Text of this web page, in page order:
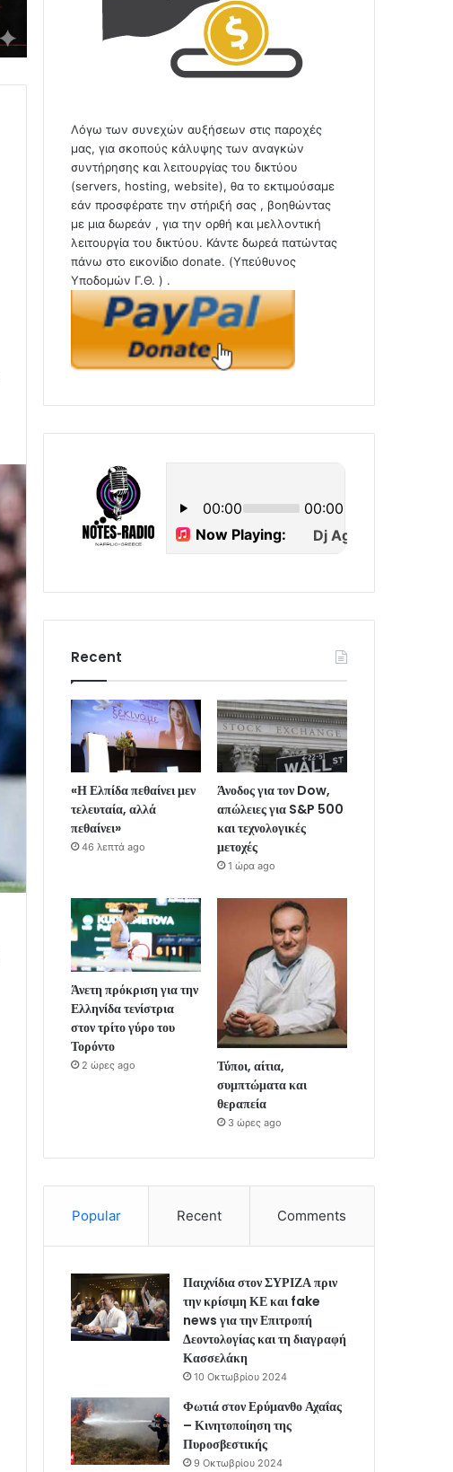
Λόγω των συνεχών αυξήσεων στις παροχές
μας, για σκοπούς κάλυψης των αναγκών
συντήρησης και λειτουργίας του δικτύου
(servers, hosting, website), θα το εκτιμούσαμε
εάν προσφέρατε την στήριξή σας , βοηθώντας
με μια δωρεάν , για την ορθή και μελλοντική
λειτουργία του δικτύου. Κάντε δωρεά πατώντας
πάνω στο εικονίδιο donate. (Υπεύθυνος
Υποδομών Γ.Θ. ) .
Recent
«Η Ελπίδα πεθαίνει μεν
τελευταία, αλλά
πεθαίνει»
46 λεπτά ago
Άνοδος για τον Dow,
απώλειες για S&P 500
και τεχνολογικές
μετοχές
1 ώρα ago
Άνετη πρόκριση για την
Ελληνίδα τενίστρια
στον τρίτο γύρο του
Τορόντο
2 ώρες ago
Τύποι, αίτια,
συμπτώματα και
θεραπεία
3 ώρες ago
Popular Recent Comments
Παιχνίδια στον ΣΥΡΙΖΑ πριν
την κρίσιμη ΚΕ και fake
news για την Επιτροπή
Δεοντολογίας και τη διαγραφή
Κασσελάκη
10 Οκτωβρίου 2024
Φωτιά στον Ερύμανθο Αχαΐας
– Κινητοποίηση της
Πυροσβεστικής
9 Οκτωβρίου 2024